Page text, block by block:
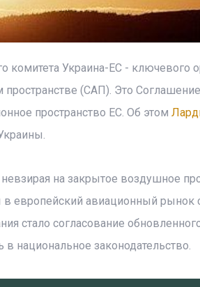
комитета Украина-ЕС - ключевого
(САП). Это
пространство ЕС. Об этом
на закрытое воздушное
европейский авиационный рынок
стало согласование
национальное законодательство.